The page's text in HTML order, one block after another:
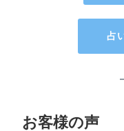
占
お客様の声